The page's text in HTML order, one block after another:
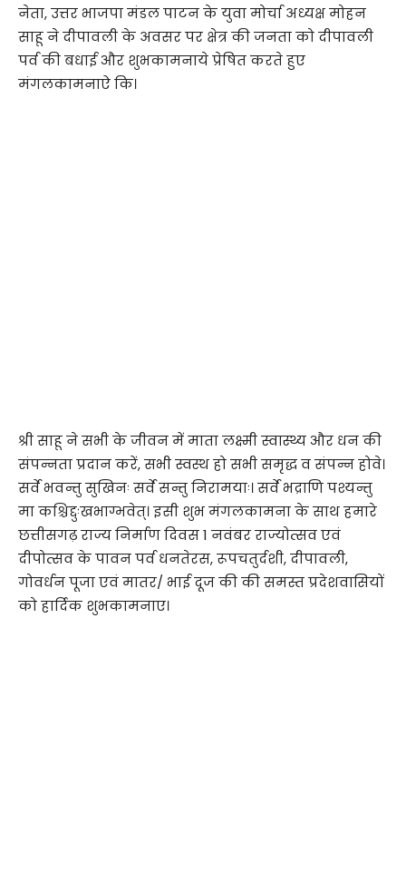
नेता, उत्तर भाजपा मंडल पाटन के युवा मोर्चा अध्यक्ष मोहन
साहू ने दीपावली के अवसर पर क्षेत्र की जनता को दीपावली
पर्व की बधाई और शुभकामनाये प्रेषित करते हुए
मंगलकामनाऐ कि।
श्री साहू ने सभी के जीवन में माता लक्ष्मी स्वास्थ्य और धन की
संपन्नता प्रदान करें, सभी स्वस्थ हो सभी समृद्ध व संपन्न होवे।
सर्वे भवन्तु सुखिनः सर्वे सन्तु निरामयाः। सर्वे भद्राणि पश्यन्तु
मा कश्चिद्दुःखभाग्भवेत्। इसी शुभ मंगलकामना के साथ हमारे
छत्तीसगढ़ राज्य निर्माण दिवस 1 नवंबर राज्योत्सव एवं
दीपोत्सव के पावन पर्व धनतेरस, रूपचतुर्दशी, दीपावली,
गोवर्धन पूजा एवं मातर/ भाई दूज की की समस्त प्रदेशवासियों
को हार्दिक शुभकामनाए।